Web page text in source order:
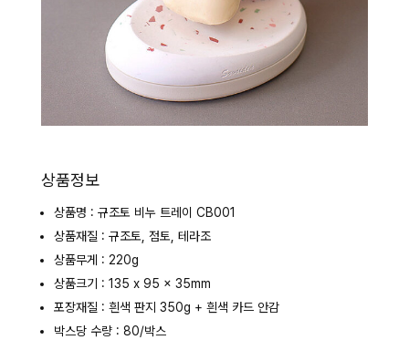
상품정보
상품명 : 규조토 비누 트레이 CB001
상품재질 : 규조토, 점토, 테라조
상품무게 : 220g
상품크기 : 135 x 95 x 35mm
포장재질 : 흰색 판지 350g + 흰색 카드 안감
박스당 수량 : 80/박스